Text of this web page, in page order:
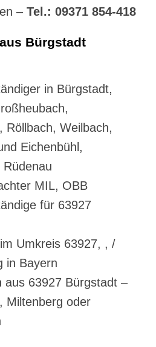
– Tel.: 09371 854-418
Bürgstadt
in Bürgstadt,
Röllbach, Weilbach,
Eichenbühl,
MIL, OBB
für 63927
Umkreis 63927, , /
in Bayern
aus 63927 Bürgstadt –
Miltenberg oder